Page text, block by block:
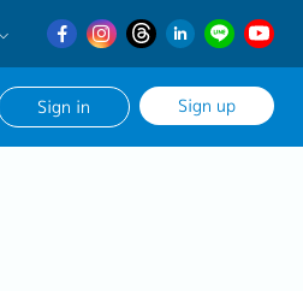
Sign in Sign up